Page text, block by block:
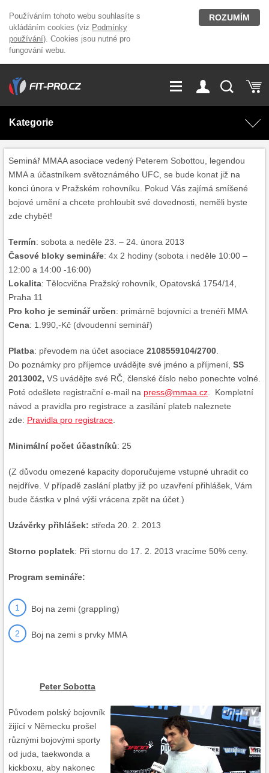
Používáním tohoto webu souhlasíte s
ukládáním cookies (viz Podmínky
používání). Cookies jsou nutné pro
fungování webu.
ROZUMÍM
GDPR
Kariéra Kontakt
Magazín
Přihlášení
Kategorie
AKCE Domácí cvičení
Doplňky stravy Fitness vybavení
Značky
Seminář MMAA asociace vedený Peterem Sobottou, legendou
MMA a účastníkem světoznámého UFC, se bude konat již na
konci února v Pražském rohovníku. Pokud Vás zajímá smíšené
bojové umění a chcete prohloubit své dovednosti, neměli byste
zde chybět!
Termín: sobota a neděle 23. – 24. února 2013
Časové bloky semináře: 4x 2 hodiny (sobota i neděle 10:00 –
12:00 a 14:00 -16:00)
Lokalita: Tělocvična Pražský rohovník, Opatovská 1754/14,
Praha 11
Pro koho je seminář určen: primárně bojovníci a trenéři MMA
Cena: 1.990,-Kč (dvoudenní seminář)
Platba: převodem na účet asociace 2108559104/2700
Do poznámky pro příjemce uvádějte své jméno a příjmení, SS
2013002, VS uvádějte své RČ, členské číslo nebo ponechte volné.
Poté odešlete registrační e-mail na press@mmaa.cz . Kompletní
návod a pravidla pro registrace a zasílání plateb naleznete
zde: Pravidla pro registrace
Minimální počet účastníků: 25
(Z důvodu omezené kapacity doporučujeme vstupné uhradit co
nejdříve. V případě zaslání platby již po uzavření přihlášek, Vám
bude částka v plné výši vrácena zpět na účet.)
Uzávěrky přihlášek: středa 20. 2. 2013
Storno poplatek: Při stornu do 17. 2. 2013 vracíme 50% ceny.
Program semináře:
Boj na zemi (grappling)
Boj na zemi s prvky MMA
Peter Sobotta
Původem polský bojovník
žijící v Německu prošel
různými bojovými sporty
od juda, taekwonda a
kickboxu, aby nakonec